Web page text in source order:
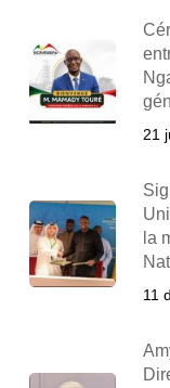
21
la
11